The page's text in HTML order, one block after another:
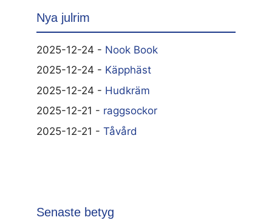
Nya julrim
2025-12-24 - Nook Book
2025-12-24 - Käpphäst
2025-12-24 - Hudkräm
2025-12-21 - raggsockor
2025-12-21 - Tåvård
Senaste betyg